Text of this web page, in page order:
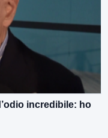
incredibile: ho